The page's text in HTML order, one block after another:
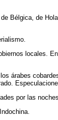
Bélgica, de
locales.
árabes
por las